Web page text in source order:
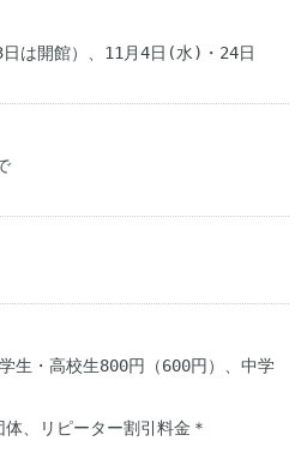
日は開館）、 11 月4日 (水) ・ 24日
生・高校生800円（600円）、中学
、リピーター割引料金＊